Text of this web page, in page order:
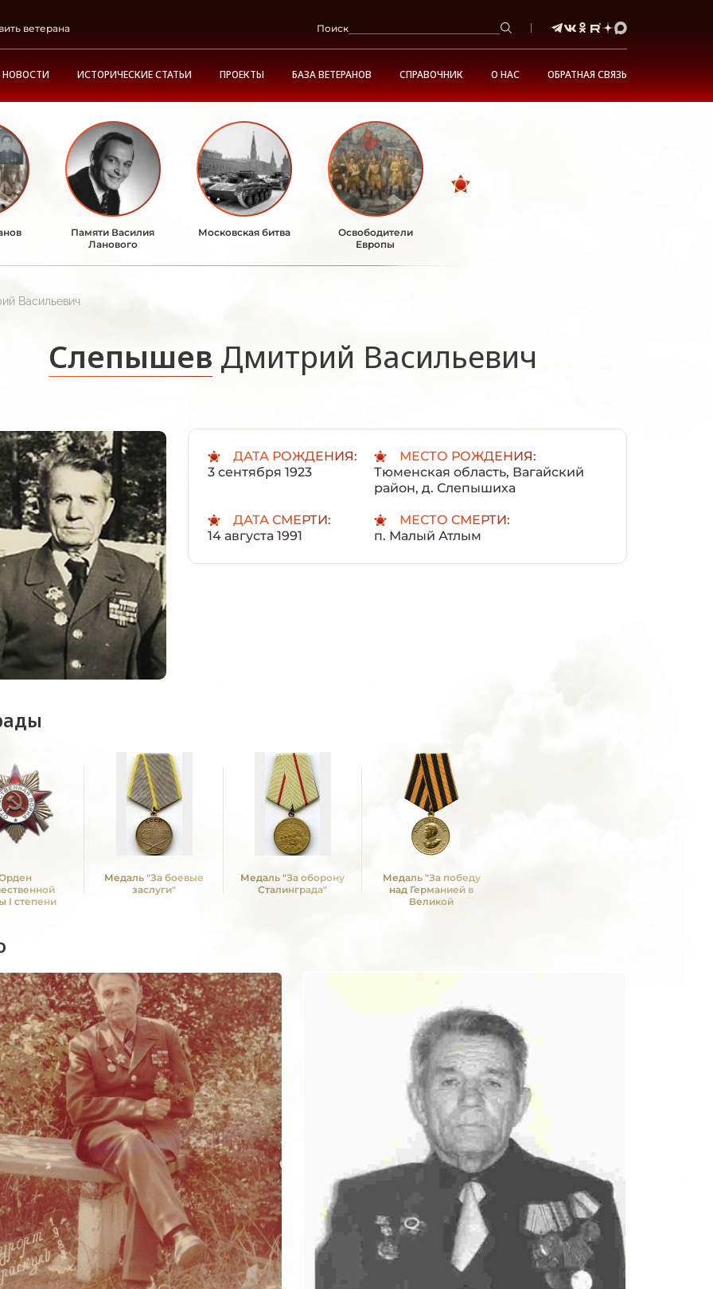
ветерана Поиск
НОВОСТИ ИСТОРИЧЕСКИЕ СТАТЬИ ПРОЕКТЫ БАЗА ВЕТЕРАНОВ СПРАВОЧНИК О НАС ОБРАТНАЯ СВЯЗЬ
Памяти Василия
Ланового
Московская битва
Освободители
Европы
Васильевич
Слепышев Дмитрий Васильевич
ДАТА РОЖДЕНИЯ:
3 сентября 1923
МЕСТО РОЖДЕНИЯ:
Тюменская область, Вагайский
район, д. Слепышиха
ДАТА СМЕРТИ:
14 августа 1991
МЕСТО СМЕРТИ:
п. Малый Атлым
I степени
Медаль "За боевые
заслуги"
Медаль "За оборону
Сталинграда"
Медаль "За победу
над Германией в
Великой